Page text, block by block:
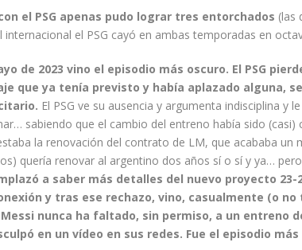
el PSG apenas pudo lograr tres entorchados (las
internacional el PSG cayó en ambas temporadas en
de 2023 vino el episodio más oscuro. El PSG
que ya tenía previsto y había aplazado alguna,
El PSG ve su ausencia y argumenta indisciplina y
sabiendo que el cambio del entreno había sido
la renovación del contrato de LM, que acababa un
quería renovar al argentino dos años sí o sí y ya… pero
a saber más detalles del nuevo proyecto 23-
y tras ese rechazo, vino, casualmente (o
nunca ha faltado, sin permiso, a un entreno
en un vídeo en sus redes. Fue el episodio